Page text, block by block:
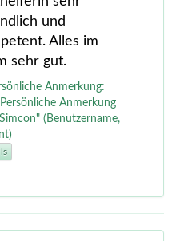
und
Alles im
sehr gut.
Anmerkung:
Anmerkung
(Benutzername,